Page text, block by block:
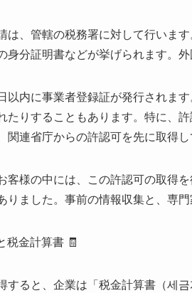
は、管轄の税務署に対して行いま
身分証明書などが挙げられます。
以内に事業者登録証が発行されま
たりすることもあります。特に、
関連省庁からの許認可を先に取得し
客様の中には、この許認可の取得
りました。事前の情報収集と、専
税金計算書 🧾
すると、企業は「税金計算書（세